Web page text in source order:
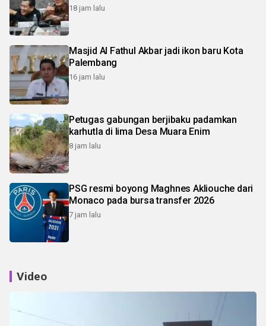
18 jam lalu
Masjid Al Fathul Akbar jadi ikon baru Kota
Palembang
16 jam lalu
Petugas gabungan berjibaku padamkan
karhutla di lima Desa Muara Enim
8 jam lalu
PSG resmi boyong Maghnes Akliouche dari
Monaco pada bursa transfer 2026
7 jam lalu
Video